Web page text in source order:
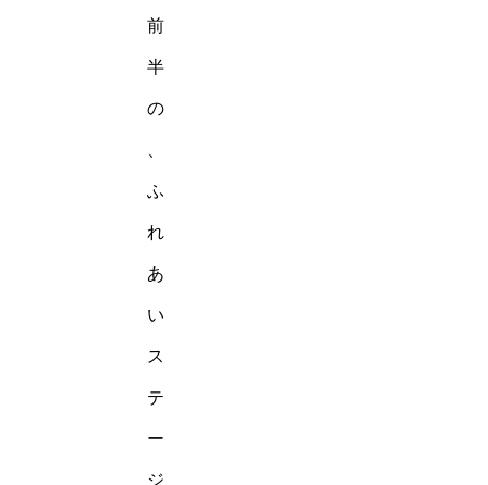
前
半
の
ふ
れ
あ
い
ス
テ
ー
ジ